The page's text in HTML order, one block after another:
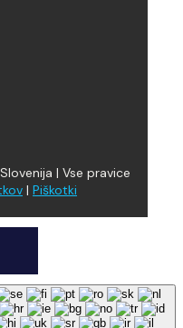
| Vse pravice
| Piškotki